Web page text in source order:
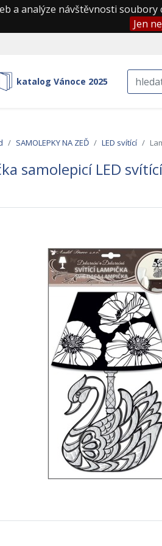
a analýze návštěvnosti
Jen
katalog Vánoce 2025
SAMOLEPKY NA ZEĎ LED svítící
samolepicí LED